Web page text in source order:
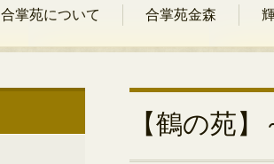
合掌苑について 合掌苑金森
【鶴の苑